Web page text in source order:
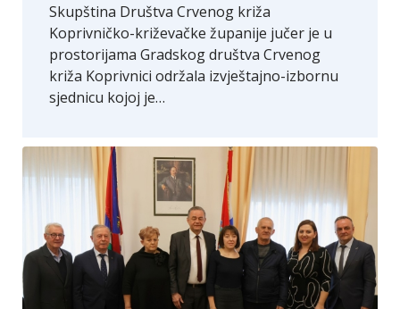
Skupština Društva Crvenog križa
Koprivničko-križevačke županije jučer je u
prostorijama Gradskog društva Crvenog
križa Koprivnici održala izvještajno-izbornu
sjednicu kojoj je…